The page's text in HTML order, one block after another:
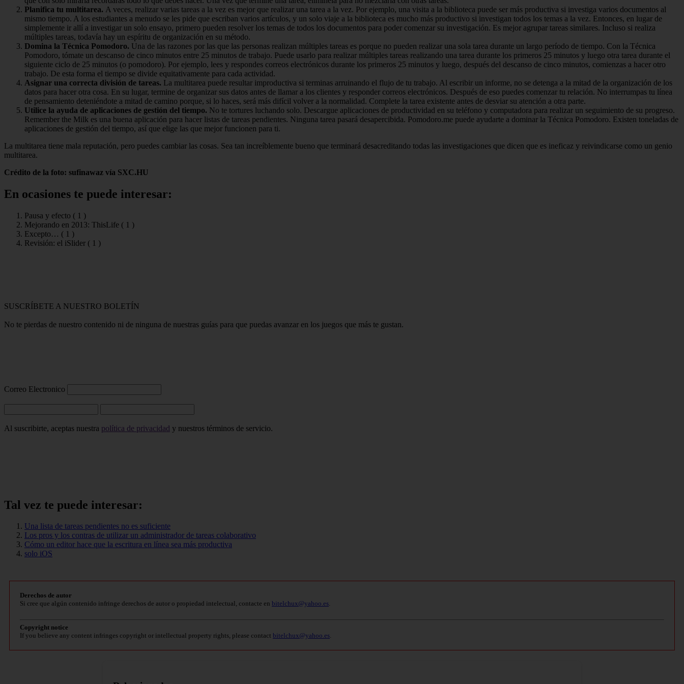
Planifica tu multitarea. A veces, realizar varias tareas a la vez es mejor que realizar una tarea a la vez. Por ejemplo, una visita a la biblioteca puede ser más productiva si investiga varios documentos al
mismo tiempo. A los estudiantes a menudo se les pide que escriban varios artículos, y un solo viaje a la biblioteca es mucho más productivo si investigan todos los temas a la vez. Entonces, en lugar de
simplemente ir allí a investigar un solo ensayo, primero pueden resolver los temas de todos los documentos para poder comenzar su investigación. Es mejor agrupar tareas similares. Incluso si realiza
múltiples tareas, todavía hay un espíritu de organización en su método.
Domina la Técnica Pomodoro. Una de las razones por las que las personas realizan múltiples tareas es porque no pueden realizar una sola tarea durante un largo período de tiempo. Con la Técnica
Pomodoro, tómate un descanso de cinco minutos entre 25 minutos de trabajo. Puede usarlo para realizar múltiples tareas realizando una tarea durante los primeros 25 minutos y luego otra tarea durante el
siguiente ciclo de 25 minutos (o pomodoro). Por ejemplo, lees y respondes correos electrónicos durante los primeros 25 minutos y luego, después del descanso de cinco minutos, comienzas a hacer otro
trabajo. De esta forma el tiempo se divide equitativamente para cada actividad.
Asignar una correcta división de tareas. La multitarea puede resultar improductiva si terminas arruinando el flujo de tu trabajo. Al escribir un informe, no se detenga a la mitad de la organización de los
datos para hacer otra cosa. En su lugar, termine de organizar sus datos antes de llamar a los clientes y responder correos electrónicos. Después de eso puedes comenzar tu relación. No interrumpas tu línea
de pensamiento deteniéndote a mitad de camino porque, si lo haces, será más difícil volver a la normalidad. Complete la tarea existente antes de desviar su atención a otra parte.
Utilice la ayuda de aplicaciones de gestión del tiempo. No te tortures luchando solo. Descargue aplicaciones de productividad en su teléfono y computadora para realizar un seguimiento de su progreso.
Remember the Milk es una buena aplicación para hacer listas de tareas pendientes. Ninguna tarea pasará desapercibida. Pomodoro.me puede ayudarte a dominar la Técnica Pomodoro. Existen toneladas de
aplicaciones de gestión del tiempo, así que elige las que mejor funcionen para ti.
La multitarea tiene mala reputación, pero puedes cambiar las cosas. Sea tan increíblemente bueno que terminará desacreditando todas las investigaciones que dicen que es ineficaz y reivindicarse como un genio
multitarea.
Crédito de la foto: sufinawaz vía SXC.HU
En ocasiones te puede interesar:
Pausa y efecto ( 1 )
Mejorando en 2013: ThisLife ( 1 )
Excepto… ( 1 )
Revisión: el iSlider ( 1 )
SUSCRÍBETE A NUESTRO BOLETÍN
No te pierdas de nuestro contenido ni de ninguna de nuestras guías para que puedas avanzar en los juegos que más te gustan.
Correo Electronico
Al suscribirte, aceptas nuestra política de privacidad y nuestros términos de servicio.
Tal vez te puede interesar:
Una lista de tareas pendientes no es suficiente
Los pros y los contras de utilizar un administrador de tareas colaborativo
Cómo un editor hace que la escritura en línea sea más productiva
solo iOS
Derechos de autor
Si cree que algún contenido infringe derechos de autor o propiedad intelectual, contacte en bitelchux@yahoo.es.
Copyright notice
If you believe any content infringes copyright or intellectual property rights, please contact bitelchux@yahoo.es.